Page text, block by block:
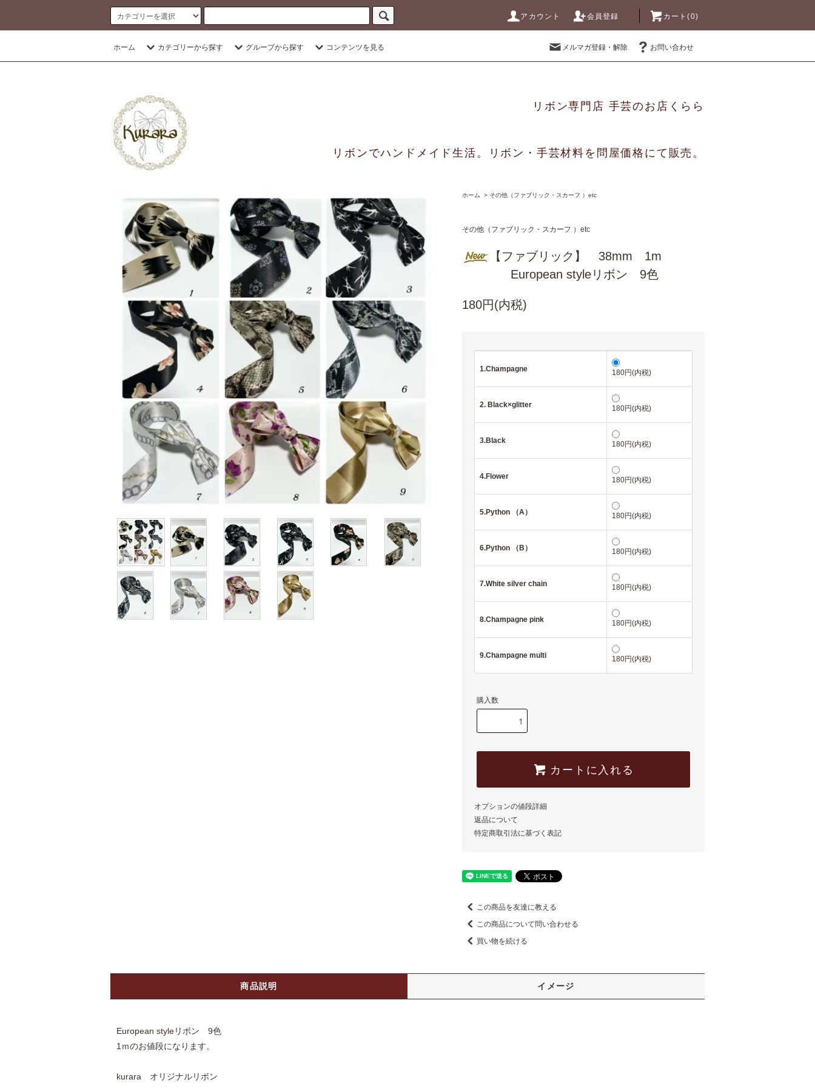
アカウント 会員登録 カート(0)
ホーム カテゴリーから探す グループから探す コンテンツを見る メルマガ登録・解除 お問い合わせ
リボン専門店 手芸のお店くらら
リボンでハンドメイド生活。リボン・手芸材料を問屋価格にて販売。
ホーム > その他（ファブリック・スカーフ ）etc
その他（ファブリック・スカーフ ）etc
【ファブリック】 38mm 1m
European styleリボン 9色
180円(内税)
1.Champagne 180円(内税)
2. Black×glitter 180円(内税)
3.Black 180円(内税)
4.Flower 180円(内税)
5.Python （A） 180円(内税)
6.Python （B） 180円(内税)
7.White silver chain 180円(内税)
8.Champagne pink 180円(内税)
9.Champagne multi 180円(内税)
購入数
カートに入れる
オプションの値段詳細
返品について
特定商取引法に基づく表記
この商品を友達に教える
この商品について問い合わせる
買い物を続ける
商品説明 イメージ
European styleリボン 9色
1ｍのお値段になります。
kurara オリジナルリボン